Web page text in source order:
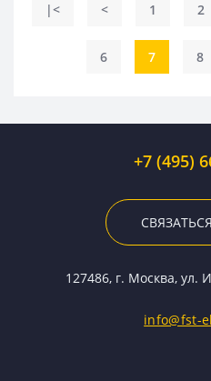
|< < 1 2
6 7 8
+7 (495)
127486, г. Москва, ул.
info@fst-